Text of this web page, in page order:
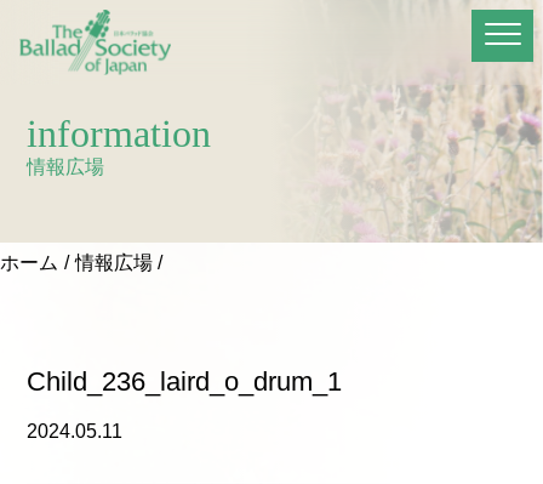
information
情報広場
ホーム 情報広場
Child_236_laird_o_drum_1
2024.05.11